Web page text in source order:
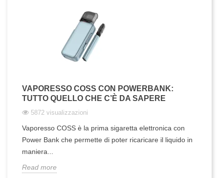
VAPORESSO COSS CON POWERBANK:
TUTTO QUELLO CHE C’È DA SAPERE
5872 visualizzazioni
Vaporesso COSS è la prima sigaretta elettronica con
Power Bank che permette di poter ricaricare il liquido in
maniera...
Read more